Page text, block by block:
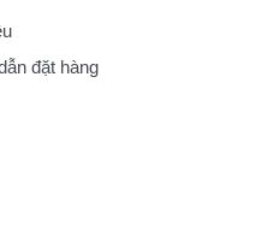
đặt hàng